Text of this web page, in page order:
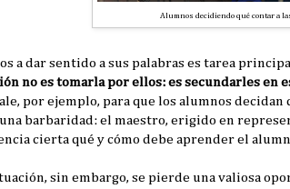
Alumnos decidiendo qué contar a
a dar sentido a sus palabras es tarea
no es tomarla por ellos: es secundarles en
por ejemplo, para que los alumnos
barbaridad: el maestro, erigido en
cierta qué y cómo debe aprender el
sin embargo, se pierde una valiosa